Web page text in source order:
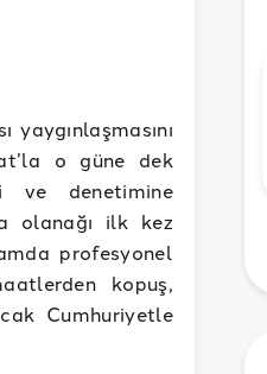
o güne dek
ve denetimine
olanağı ilk kez
profesyonel
kopuş,
Cumhuriyetle